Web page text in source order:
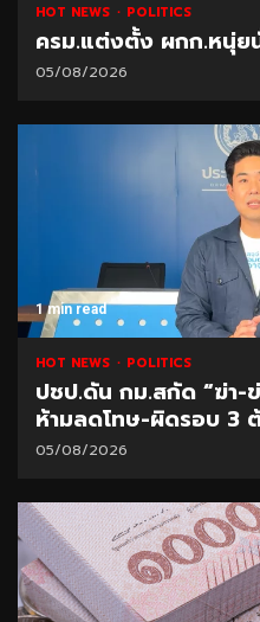
HOT NEWS POLITICS
ครม.แต่งตั้ง ผกก.หนุ่ย
05/08/2026
1 min read
HOT NEWS POLITICS
ปชป.ดัน กม.สกัด “ฆ่า-
ห้ามลดโทษ-ผิดรอบ 3
05/08/2026